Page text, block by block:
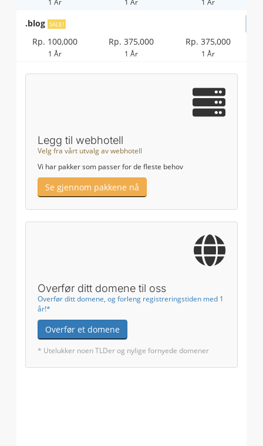
1 År 1 År 1 År
.blog SALE!
Rp. 100,000
1 År
Rp. 375,000
1 År
Rp. 375,000
1 År
Legg til webhotell
Velg fra vårt utvalg av webhotell
Vi har pakker som passer for de fleste behov
Se gjennom pakkene nå
Overfør ditt domene til oss
Overfør ditt domene, og forleng registreringstiden med 1
år!*
Overfør et domene
* Utelukker noen TLDer og nylige fornyede domener